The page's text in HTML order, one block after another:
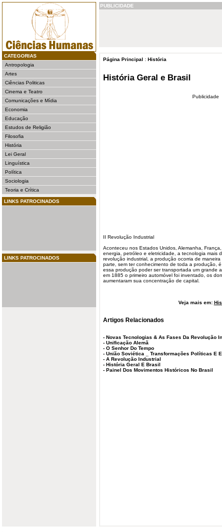
CATEGORIAS
Antropologia
Artes
Ciências Politicas
Cinema e Teatro
Comunicações e Mídia
Economia
Educação
Estudos de Religião
Filosofia
História
Lei Geral
Linguística
Política
Sociologia
Teoria e Crítica
LINKS PATROCINADOS
LINKS PATROCINADOS
PUBLICIDADE
Página Principal : História
História Geral e Brasil
Publicidade
II Revolução Industrial
Aconteceu nos Estados Unidos, Alemanha,
energia, petróleo e eletricidade, a tecnologia mais
revolução industrial, a produção ocorria de
parte, sem ter conhecimento de toda a produção,
essa produção poder ser transportada um grande
em 1885 o primeiro automóvel foi inventado, os
aumentaram sua concentração de capital.
Veja mais em:
Artigos Relacionados
- Novas Tecnologias & As Fases Da Revolução
- Unificação Alemã
- O Senhor Do Tempo
- União Soviética _ Transformações Políticas E
- A Revolução Industrial
- História Geral E Brasil
- Painel Dos Movimentos Históricos No Brasil